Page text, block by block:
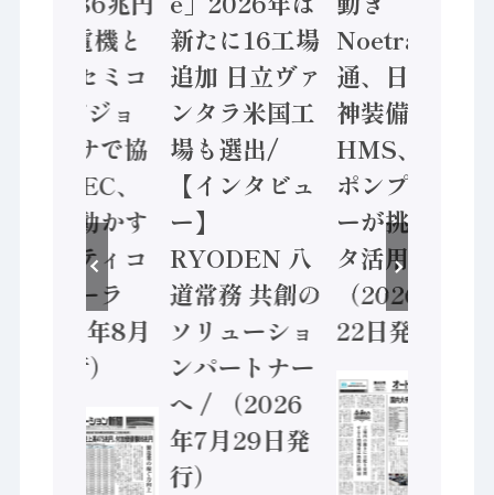
/ 三菱電機と
ソニーセミコ
ン AIビジョ
ンセンサで協
業 / IDEC、
安全に動かす
セーフティコ
ントローラ
（2026年8月
5日発行）
新たに16工場
追加 日立ヴァ
ンタラ米国工
場も選出/
【インタビュ
ー】
RYODEN 八
道常務 共創の
ソリューショ
ンパートナー
へ / （2026
年7月29日発
行）
Noetra、富士
通、日立 / 兵
神装備 ×
HMS、老舗
ポンプメーカ
ーが挑むデー
タ活用 など
（2026年7月
22日発行）